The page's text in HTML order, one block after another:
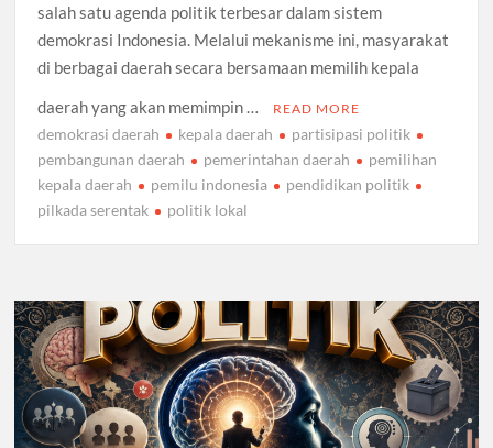
salah satu agenda politik terbesar dalam sistem
demokrasi Indonesia. Melalui mekanisme ini, masyarakat
di berbagai daerah secara bersamaan memilih kepala
daerah yang akan memimpin …
READ MORE
demokrasi daerah kepala daerah
partisipasi politik
pembangunan daerah
pemerintahan daerah
pemilihan
kepala daerah
pemilu indonesia
pendidikan politik
pilkada serentak
politik lokal